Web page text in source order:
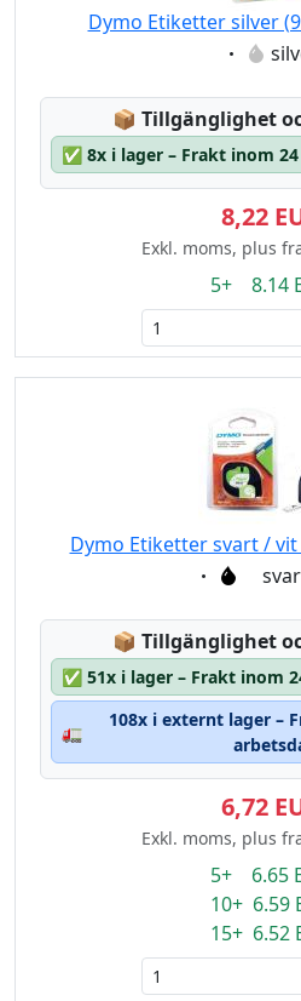
Dymo Etiketter silver
📦 Lagerstatus:
Tillgänglighet
✅ 8x i lager – Frakt inom
8,22
Exkl. moms, plus
5+ 8.14
Dymo Etiketter svart / vit
📦 Lagerstatus:
Tillgänglighet
✅ 51x i lager – Frakt inom
🚛
108x i externt lager –
6,72
Exkl. moms, plus
5+ 6.65
10+ 6.59
15+ 6.52